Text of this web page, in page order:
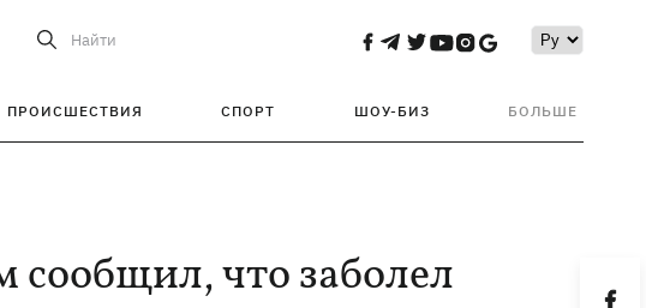
Найти
ПРОИСШЕСТВИЯ СПОРТ ШОУ-БИЗ БОЛЬШЕ
сообщил, что заболел